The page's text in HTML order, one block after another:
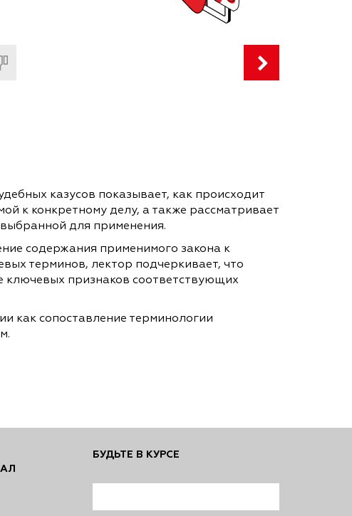
казусов показывает, как происходит
к конкретному делу, а также рассматривает
для применения.
содержания применимого закона к
терминов, лектор подчеркивает, что
ключевых признаков соответствующих
как сопоставление терминологии
БУДЬТЕ В КУРСЕ